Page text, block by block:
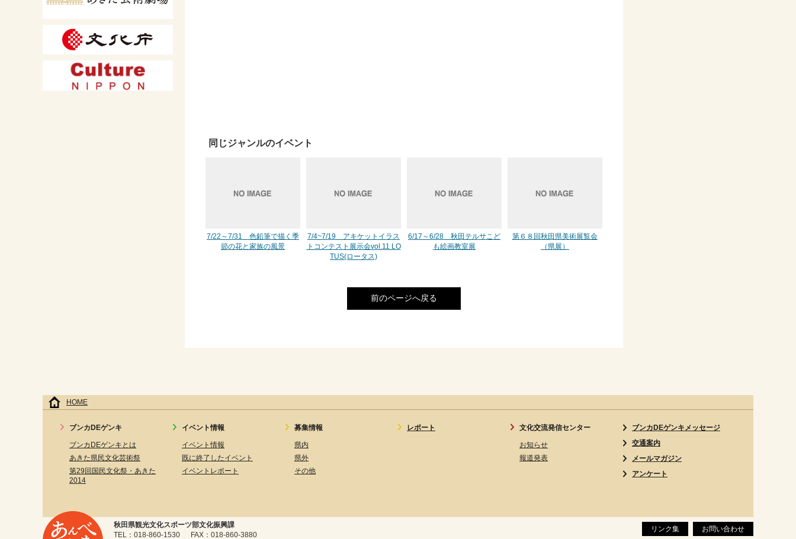
同じジャンルのイベント
7/22～7/31 色鉛筆で描く季
節の花と家族の風景
7/4~7/19 アキケットイラス
トコンテスト展示会vol.11 LO
TUS(ロータス)
6/17～6/28 秋田テルサこど
も絵画教室展
第６８回秋田県美術展覧会
（県展）
前のページへ戻る
HOME
ブンカDEゲンキ
ブンカDEゲンキとは
あきた県民文化芸術祭
第29回国民文化祭・あきた
2014
イベント情報
イベント情報
既に終了したイベント
イベントレポート
募集情報
県内
県外
その他
レポート 文化交流発信センター
お知らせ
報道発表
ブンカDEゲンキメッセージ
交通案内
メールマガジン
アンケート
リンク集 お問い合わせ
秋田県観光文化スポーツ部文化振興課
TEL：018-860-1530 FAX：018-860-3880